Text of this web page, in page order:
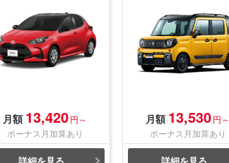
月額 13,420円～
ボーナス月加算あり
月額 13,530円～
ボーナス月加算あり